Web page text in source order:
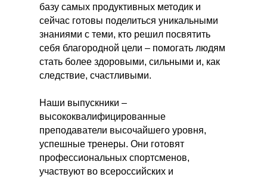
базу самых продуктивных методик и
сейчас готовы поделиться уникальными
знаниями с теми, кто решил посвятить
себя благородной цели – помогать людям
стать более здоровыми, сильными и, как
следствие, счастливыми.
Наши выпускники –
высококвалифицированные
преподаватели высочайшего уровня,
успешные тренеры. Они готовят
профессиональных спортсменов,
участвуют во всероссийских и